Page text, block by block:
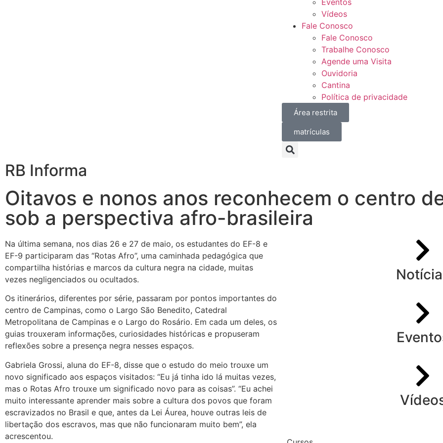
Eventos
Vídeos
Fale Conosco
Fale Conosco
Trabalhe Conosco
Agende uma Visita
Ouvidoria
Cantina
Política de privacidade
Área restrita
matrículas
RB Informa
Oitavos e nonos anos reconhecem o centro
sob a perspectiva afro-brasileira
Na última semana, nos dias 26 e 27 de maio, os estudantes do EF-8 e
EF-9 participaram das “Rotas Afro”, uma caminhada pedagógica que
compartilha histórias e marcos da cultura negra na cidade, muitas
vezes negligenciados ou ocultados.
Os itinerários, diferentes por série, passaram por pontos importantes do
centro de Campinas, como o Largo São Benedito, Catedral
Metropolitana de Campinas e o Largo do Rosário. Em cada um deles, os
guias trouxeram informações, curiosidades históricas e propuseram
reflexões sobre a presença negra nesses espaços.
Gabriela Grossi, aluna do EF-8, disse que o estudo do meio trouxe um
novo significado aos espaços visitados: “Eu já tinha ido lá muitas vezes,
mas o Rotas Afro trouxe um significado novo para as coisas”. “Eu achei
muito interessante aprender mais sobre a cultura dos povos que foram
escravizados no Brasil e que, antes da Lei Áurea, houve outras leis de
libertação dos escravos, mas que não funcionaram muito bem”, ela
acrescentou.